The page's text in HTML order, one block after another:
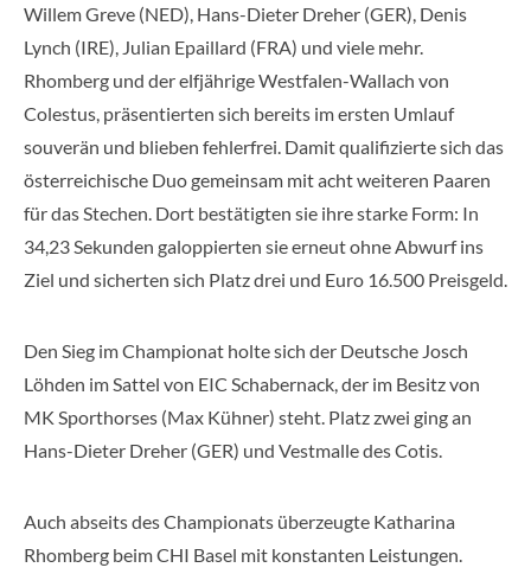
Willem Greve (NED), Hans-Dieter Dreher (GER), Denis
Lynch (IRE), Julian Epaillard (FRA) und viele mehr.
Rhomberg und der elfjährige Westfalen-Wallach von
Colestus, präsentierten sich bereits im ersten Umlauf
souverän und blieben fehlerfrei. Damit qualifizierte sich das
österreichische Duo gemeinsam mit acht weiteren Paaren
für das Stechen. Dort bestätigten sie ihre starke Form: In
34,23 Sekunden galoppierten sie erneut ohne Abwurf ins
Ziel und sicherten sich Platz drei und Euro 16.500 Preisgeld.
Den Sieg im Championat holte sich der Deutsche Josch
Löhden im Sattel von EIC Schabernack, der im Besitz von
MK Sporthorses (Max Kühner) steht. Platz zwei ging an
Hans-Dieter Dreher (GER) und Vestmalle des Cotis.
Auch abseits des Championats überzeugte Katharina
Rhomberg beim CHI Basel mit konstanten Leistungen.